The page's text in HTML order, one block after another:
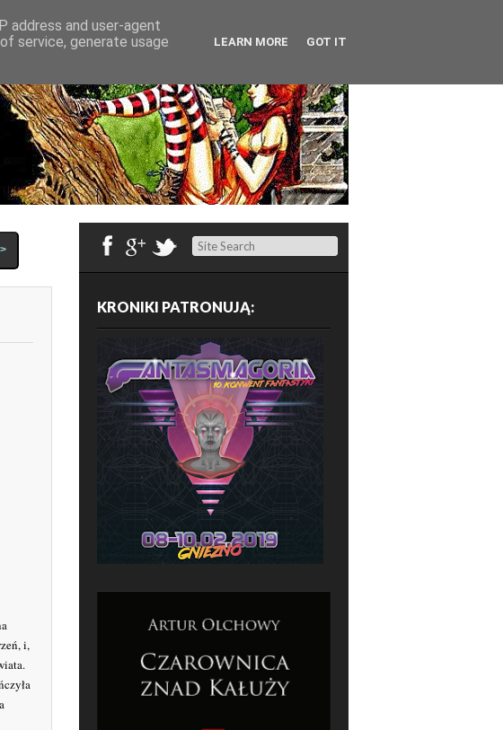
i,
Search
KRONIKI PATRONUJĄ:
address and user-agent
service, generate usage
LEARN MORE GOT IT